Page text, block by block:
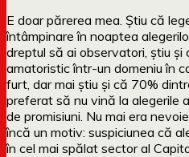
E doar părerea mea. Știu că
întâmpinare în noaptea
dreptul să ai observatori, știu și
amatoristic într-un domeniu în
furt, dar mai știu și că 70%
preferat să nu vină la alegerile
de promisiuni. Nu mai era
încă un motiv: suspiciunea că
în cel mai spălat sector al